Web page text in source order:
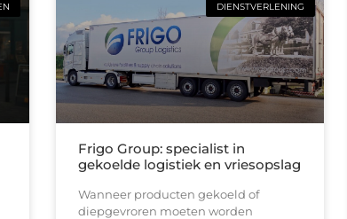
DIENSTVERLENING
Frigo Group: specialist in
gekoelde logistiek en vriesopslag
Wanneer producten gekoeld of
diepgevroren moeten worden